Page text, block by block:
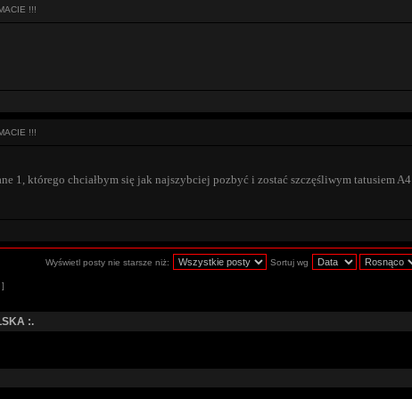
!!!
!!!
1, którego chciałbym się jak najszybciej pozbyć i zostać szczęśliwym tatusiem A4
Wyświetl posty nie starsze niż: Sortuj wg
:.